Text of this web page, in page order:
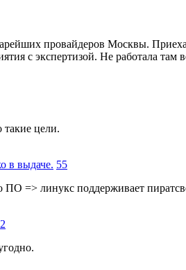
провайдеров Москвы.
с экспертизой. Не работала
такие цели.
в выдаче. 55
=> линукс поддерживает